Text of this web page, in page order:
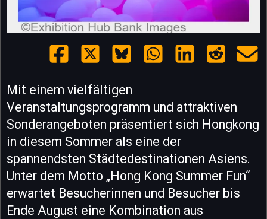
Mit einem vielfältigen
Veranstaltungsprogramm und attraktiven
Sonderangeboten präsentiert sich Hongkong
in diesem Sommer als eine der
spannendsten Städtedestinationen Asiens.
Unter dem Motto „Hong Kong Summer Fun“
erwartet Besucherinnen und Besucher bis
Ende August eine Kombination aus